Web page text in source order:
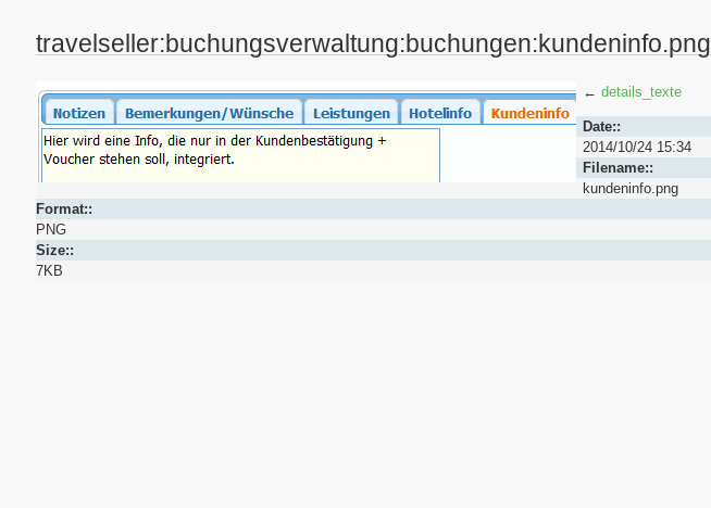
travelseller:buchungsverwaltung:buchungen:kundeninfo.png
← details_texte
Date::
2014/10/24 15:34
Filename::
kundeninfo.png
Format::
PNG
Size::
7KB